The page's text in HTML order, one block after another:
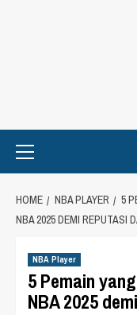
Menu
HOME NBA PLAYER
5
NBA 2025 DEMI REPUTASI
NBA Player
5 Pemain
NBA 2025